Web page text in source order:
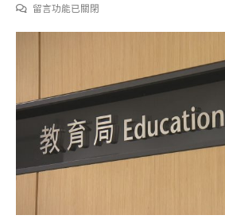
在
公
布
学
额
空
数
字
留言功能已關閉